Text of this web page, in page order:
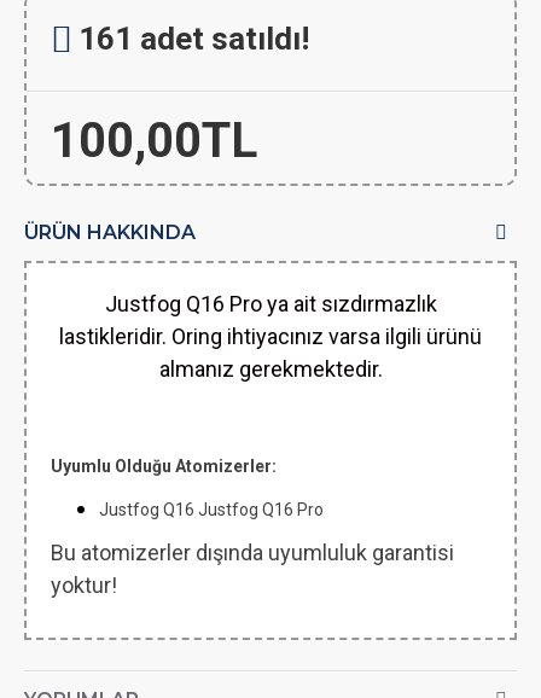
100,00TL
161 adet satıldı!
ÜRÜN HAKKINDA
Justfog Q16 Pro ya ait sızdırmazlık
lastikleridir. Oring ihtiyacınız varsa ilgili ürünü
almanız gerekmektedir.
Uyumlu Olduğu Atomizerler:
Justfog Q16 Justfog Q16 Pro
Bu atomizerler dışında uyumluluk garantisi
yoktur!